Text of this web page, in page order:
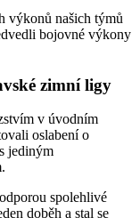
výkonů našich týmů
bojovné výkony
zimní ligy
v úvodním
oslabení o
jediným
spolehlivé
doběh a stal se